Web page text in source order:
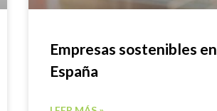
Empresas sostenibles en
España